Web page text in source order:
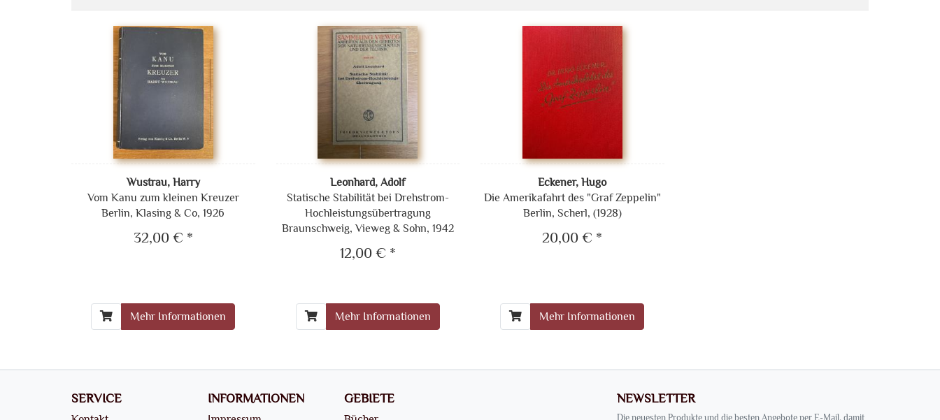
Wustrau, Harry
Vom Kanu zum kleinen Kreuzer
Berlin, Klasing & Co, 1926
32,00 € *
Mehr Informationen
Leonhard, Adolf
Statische Stabilität bei Drehstrom-
Hochleistungsübertragung
Braunschweig, Vieweg & Sohn, 1942
12,00 € *
Mehr Informationen
Eckener, Hugo
Die Amerikafahrt des "Graf Zeppelin"
Berlin, Scherl, (1928)
20,00 € *
Mehr Informationen
SERVICE INFORMATIONEN GEBIETE NEWSLETTER